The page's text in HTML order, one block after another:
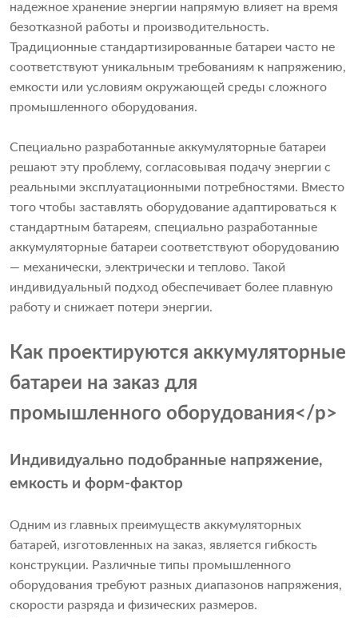
надежное хранение энергии напрямую влияет на время
безотказной работы и производительность.
Традиционные стандартизированные батареи часто не
соответствуют уникальным требованиям к напряжению,
емкости или условиям окружающей среды сложного
промышленного оборудования.
Специально разработанные аккумуляторные батареи
решают эту проблему, согласовывая подачу энергии с
реальными эксплуатационными потребностями. Вместо
того чтобы заставлять оборудование адаптироваться к
стандартным батареям, специально разработанные
аккумуляторные батареи соответствуют оборудованию
— механически, электрически и теплово. Такой
индивидуальный подход обеспечивает более плавную
работу и снижает потери энергии.
Как проектируются аккумуляторные
батареи на заказ для
промышленного оборудования</p>
Индивидуально подобранные напряжение,
емкость и форм-фактор
Одним из главных преимуществ аккумуляторных
батарей, изготовленных на заказ, является гибкость
конструкции. Различные типы промышленного
оборудования требуют разных диапазонов напряжения,
скорости разряда и физических размеров.